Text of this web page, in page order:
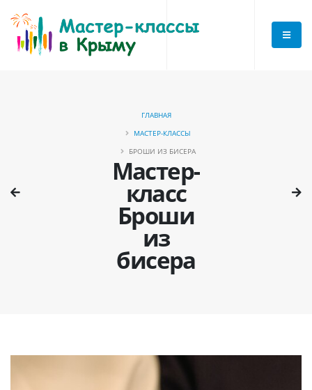
Мастер-
класс
Броши
из
бисера
ГЛАВНАЯ
МАСТЕР-КЛАССЫ
БРОШИ ИЗ БИСЕРА